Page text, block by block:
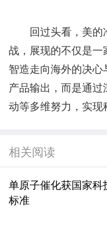
回过头看，美
战，展现的不仅是
智造走向海外的决
产品输出，而是通
动等多维努力，实现
相关阅读
单原子催化获国家
标准